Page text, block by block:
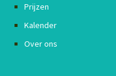
Prijzen
Kalender
Over ons